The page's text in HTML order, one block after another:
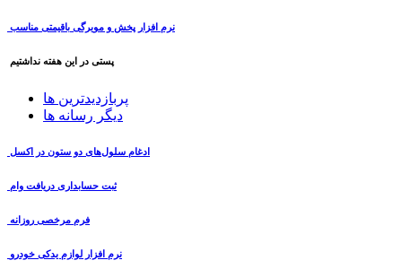
نرم افزار پخش و مویرگی باقیمتی مناسب
پستی در این هفته نداشتیم
پربازدیدترین ها
دیگر رسانه ها
ادغام سلول‌های دو ستون در اکسل
ثبت حسابداری دریافت وام
فرم مرخصی روزانه
نرم افزار لوازم یدکی خودرو